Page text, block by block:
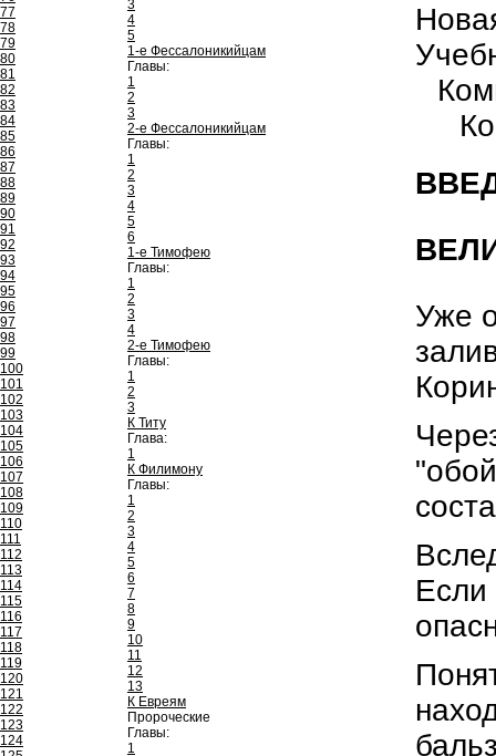
77
78
79
80
81
82
83
84
85
86
87
88
89
90
91
92
93
94
95
96
97
98
99
100
101
102
103
104
105
106
107
108
109
110
111
112
113
114
115
116
117
118
119
120
121
122
123
124
3
4
5
1-е Фессалоникийцам
Главы:
1
2
3
2-е Фессалоникийцам
Главы:
1
2
3
4
5
6
1-е Тимофею
Главы:
1
2
3
4
2-е Тимофею
Главы:
1
2
3
К Титу
Глава:
1
К Филимону
Главы:
1
2
3
4
5
6
7
8
9
10
11
12
13
К Евреям
Пророческие
Главы:
1
Уже
Если